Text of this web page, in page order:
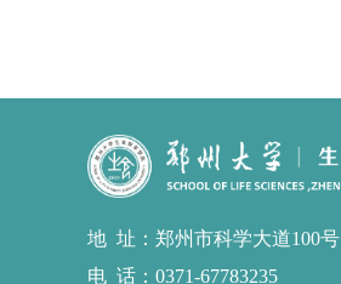
地址 ：郑州市科学大道100号
电话 ：0371-67783235